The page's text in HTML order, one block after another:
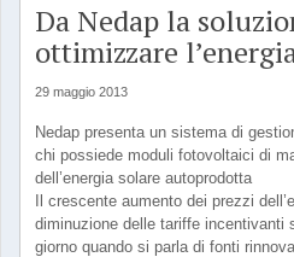
Da Nedap la
ottimizzare
29 maggio 2013
Nedap presenta un sistema di
chi possiede moduli fotovoltaici di
dell’energia solare autoprodotta
Il crescente aumento dei prezzi
diminuzione delle tariffe incentivanti
giorno quando si parla di fonti